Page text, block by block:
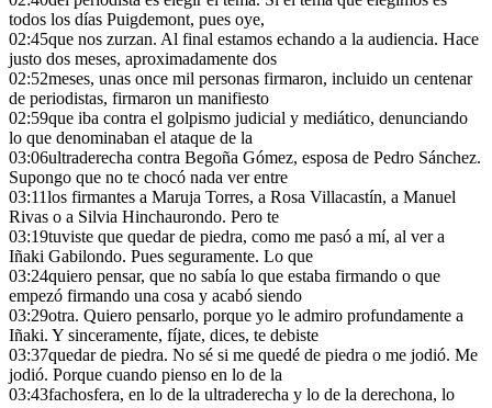
todos los días Puigdemont, pues oye,
02:45que nos zurzan. Al final estamos echando a la audiencia. Hace
justo dos meses, aproximadamente dos
02:52meses, unas once mil personas firmaron, incluido un centenar
de periodistas, firmaron un manifiesto
02:59que iba contra el golpismo judicial y mediático, denunciando
lo que denominaban el ataque de la
03:06ultraderecha contra Begoña Gómez, esposa de Pedro Sánchez.
Supongo que no te chocó nada ver entre
03:11los firmantes a Maruja Torres, a Rosa Villacastín, a Manuel
Rivas o a Silvia Hinchaurondo. Pero te
03:19tuviste que quedar de piedra, como me pasó a mí, al ver a
Iñaki Gabilondo. Pues seguramente. Lo que
03:24quiero pensar, que no sabía lo que estaba firmando o que
empezó firmando una cosa y acabó siendo
03:29otra. Quiero pensarlo, porque yo le admiro profundamente a
Iñaki. Y sinceramente, fíjate, dices, te debiste
03:37quedar de piedra. No sé si me quedé de piedra o me jodió. Me
jodió. Porque cuando pienso en lo de la
03:43fachosfera, en lo de la ultraderecha y lo de la derechona, lo